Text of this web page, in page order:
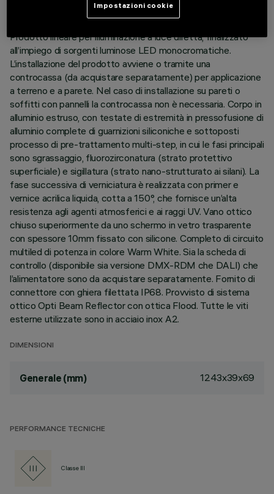
Prodotto lineare per illuminazione a luce diretta, finalizzato
all’impiego di sorgenti luminose LED monocromatiche.
L’installazione del prodotto avviene o tramite una
controcassa (da acquistare separatamente) per applicazione
a terreno e a parete. Nel caso di installazione su pareti o
soffitti con pannelli la controcassa non è necessaria. Corpo in
alluminio estruso, con testate di estremità in pressofusione di
alluminio complete di guarnizioni siliconiche e sottoposti
processo di pre-trattamento multi-step, in cui le fasi principali
sono sgrassaggio, fluorozirconatura (strato protettivo
superficiale) e sigillatura (strato nano-strutturato ai silani). La
fase successiva di verniciatura è realizzata con primer e
vernice acrilica liquida, cotta a 150°, che fornisce un’alta
resistenza agli agenti atmosferici e ai raggi UV. Vano ottico
chiuso superiormente da uno schermo in vetro trasparente
con spessore 10mm fissato con silicone. Completo di circuito
multiled di potenza in colore Warm White. Sia la scheda di
controllo (disponibile sia versione DMX-RDM che DALI) che
l’alimentatore sono da acquistare separatamente. Fornito di
connettore con ghiera filettata IP68. Provvisto di sistema
ottico Opti Beam Reflector con ottica Flood. Tutte le viti
esterne utilizzate sono in acciaio inox A2.
DIMENSIONI
Generale (mm) 1243x39x69
PERFORMANCE TECNICHE
Classe III
Impostazioni cookie